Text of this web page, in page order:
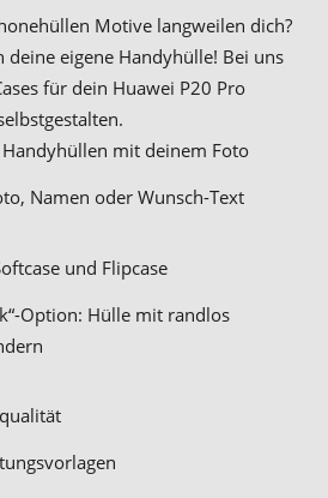
Motive langweilen dich?
deine eigene Handyhülle! Bei uns
für dein Huawei P20 Pro
mit deinem Foto
Namen oder Wunsch-Text
und Flipcase
Option: Hülle mit randlos